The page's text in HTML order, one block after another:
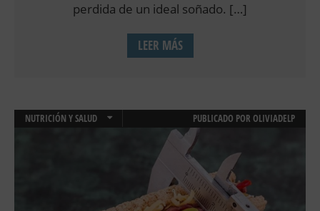
perdida de un ideal soñado. […]
LEER MÁS
NUTRICIÓN Y SALUD
PUBLICADO POR OLIVIADELP